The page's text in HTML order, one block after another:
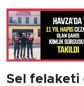
Sel felaketi